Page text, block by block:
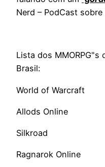
Nerd – PodCast sobre
Lista dos MMORPG"s
Brasil:
World of Warcraft
Allods Online
Silkroad
Ragnarok Online